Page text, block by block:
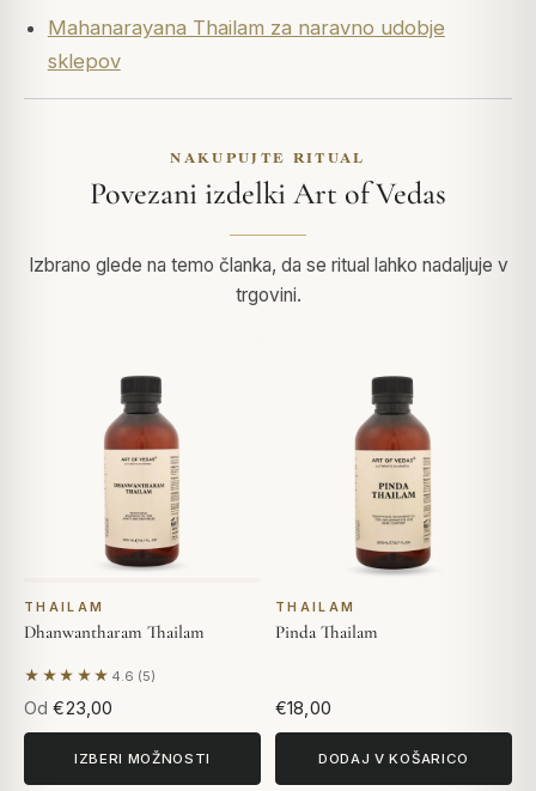
Mahanarayana Thailam za naravno udobje
sklepov
NAKUPUJTE RITUAL
Povezani izdelki Art of Vedas
Izbrano glede na temo članka, da se ritual lahko nadaljuje v
trgovini.
THAILAM
Dhanwantharam Thailam
★★★★★ 4.6 (5)
Na podlagi 5 mnenj
Od €23,00
IZBERI MOŽNOSTI
THAILAM
Pinda Thailam
€18,00
DODAJ V KOŠARICO